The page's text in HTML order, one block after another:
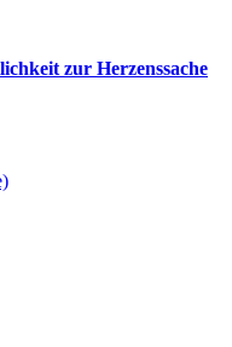
zur Herzenssache